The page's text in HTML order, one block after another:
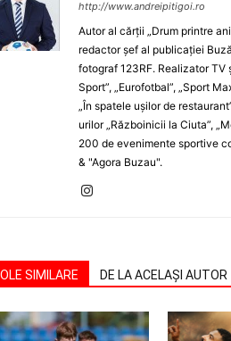
http://www.andreipitigoi.ro
Autor al cărţii „Drum printre
redactor şef al publicaţiei
fotograf 123RF. Realizator TV
Sport”, „Eurofotbal”, „Sport
„În spatele uşilor de
urilor „Războinicii la Ciuta”,
200 de evenimente sportive
& "Agora Buzau".
SIMILARE DE LA ACELAȘI AUTOR